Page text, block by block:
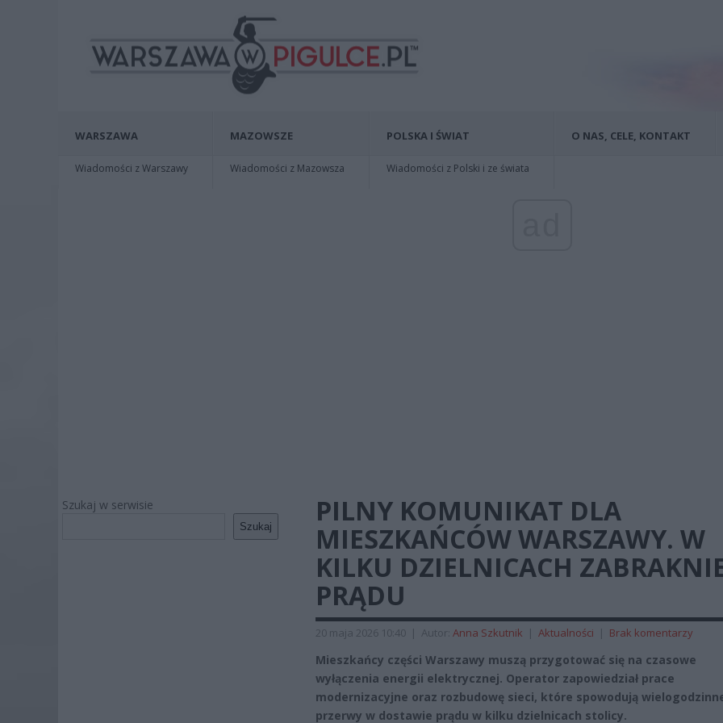
WARSZAWA
Wiadomości z Warszawy
MAZOWSZE
Wiadomości z Mazowsza
POLSKA I ŚWIAT
Wiadomości z Polski i ze świata
O NAS, CELE, KONTAKT
Szukaj w serwisie
Szukaj
PILNY KOMUNIKAT DLA
MIESZKAŃCÓW WARSZAWY. W
KILKU DZIELNICACH
PRĄDU
20 maja 2026 10:40 | Autor: Anna Szkutnik | Aktualności | Brak komentarzy
Mieszkańcy części Warszawy muszą przygotować się na czasowe
wyłączenia energii elektrycznej. Operator zapowiedział prace
modernizacyjne oraz rozbudowę sieci, które spowodują
przerwy w dostawie prądu w kilku dzielnicach stolicy.